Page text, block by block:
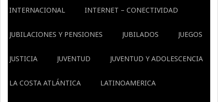
INTERNACIONAL INTERNET – CONECTIVIDAD
JUBILACIONES Y PENSIONES JUBILADOS JUEGOS
JUSTICIA JUVENTUD JUVENTUD Y ADOLESCENCIA
LA COSTA ATLÁNTICA LATINOAMERICA